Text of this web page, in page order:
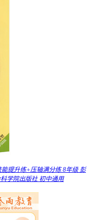
提升练+压轴满分练 8年级 彭
学院出版社 初中通用